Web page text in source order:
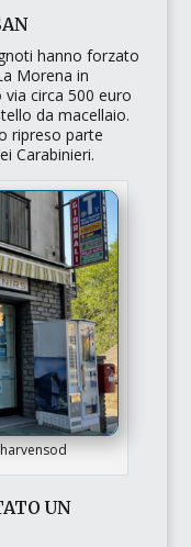
hanno forzato
Morena in
circa 500 euro
da macellaio.
ripreso parte
Carabinieri.
UN